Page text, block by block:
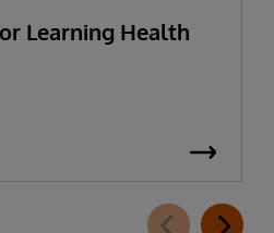
Learning Health